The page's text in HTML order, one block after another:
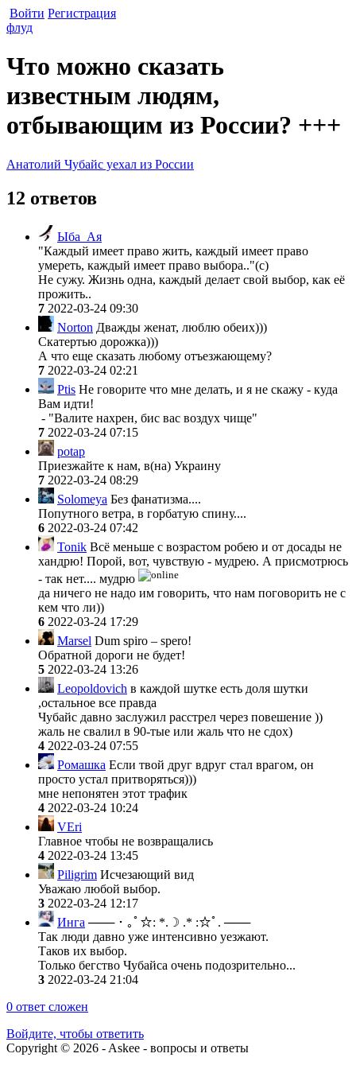
Войти Регистрация
флуд
Что можно сказать
известным людям,
отбывающим из России? +++
Анатолий Чубайс уехал из России
12 ответов
Ыба_Ая
"Каждый имеет право жить, каждый имеет право
умереть, каждый имеет право выбора.."(с)
Не сужу. Жизнь одна, каждый делает свой выбор, как её
прожить..
7 2022-03-24 09:30
Norton Дважды женат, люблю обеих)))
Скатертью дорожка)))
А что еще сказать любому отъезжающему?
7 2022-03-24 02:21
Ptis Не говорите что мне делать, и я не скажу - куда
Вам идти!
- "Валите нахрен, бис вас воздух чище"
7 2022-03-24 07:15
potap
Приезжайте к нам, в(на) Украину
7 2022-03-24 08:29
Solomeya Без фанатизма....
Попутного ветра, в горбатую спину....
6 2022-03-24 07:42
Tonik Всё меньше с возрастом робею и от досады не
хандрю! Порой, вот, чувствую - мудрею. А присмотрюсь
- так нет.... мудрю
да ничего не надо им говорить, что нам поговорить не с
кем что ли))
6 2022-03-24 17:29
Marsel Dum spiro – spero!
Обратной дороги не будет!
5 2022-03-24 13:26
Leopoldovich в каждой шутке есть доля шутки
,остальное все правда
Чубайс давно заслужил расстрел через повешение ))
жаль не свалил в 90-тые или жаль что не сдох)
4 2022-03-24 07:55
Ромашка Если твой друг вдруг стал врагом, он
просто устал притворяться)))
мне непонятен этот трафик
4 2022-03-24 10:24
VEri
Главное чтобы не возвращались
4 2022-03-24 13:45
Piligrim Исчезающий вид
Уважаю любой выбор.
3 2022-03-24 12:17
Инга ─── ･ ｡ﾟ☆: *.☽ .* :☆ﾟ. ───
Так люди давно уже интенсивно уезжают.
Таков их выбор.
Только бегство Чубайса очень подозрительно...
3 2022-03-24 21:04
0 ответ сложен
Войдите, чтобы ответить
Copyright © 2026 - Askee - вопросы и ответы